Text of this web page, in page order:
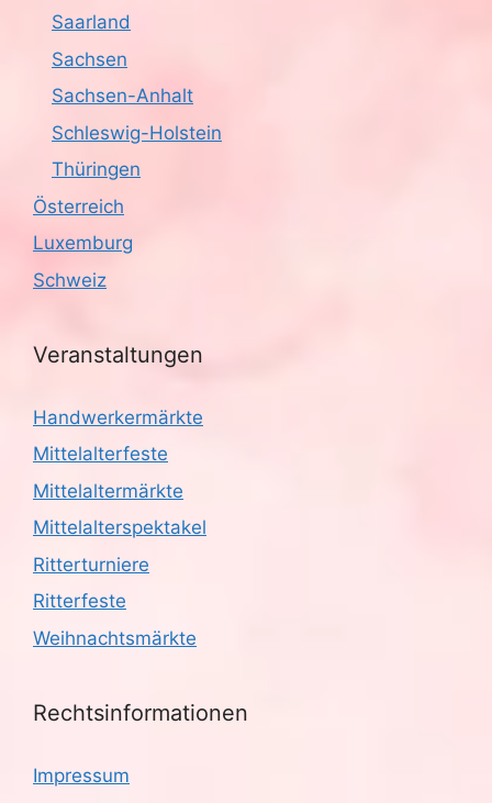
Saarland
Sachsen
Sachsen-Anhalt
Schleswig-Holstein
Thüringen
Österreich
Luxemburg
Schweiz
Veranstaltungen
Handwerkermärkte
Mittelalterfeste
Mittelaltermärkte
Mittelalterspektakel
Ritterturniere
Ritterfeste
Weihnachtsmärkte
Rechtsinformationen
Impressum